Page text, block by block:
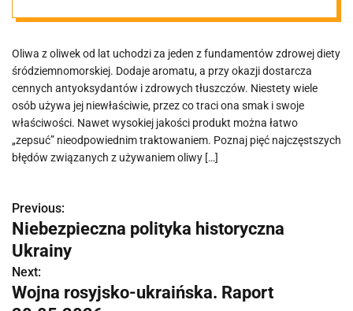
ich unikać)
Oliwa z oliwek od lat uchodzi za jeden z fundamentów zdrowej diety
śródziemnomorskiej. Dodaje aromatu, a przy okazji dostarcza
cennych antyoksydantów i zdrowych tłuszczów. Niestety wiele
osób używa jej niewłaściwie, przez co traci ona smak i swoje
właściwości. Nawet wysokiej jakości produkt można łatwo
„zepsuć” nieodpowiednim traktowaniem. Poznaj pięć najczęstszych
błędów związanych z używaniem oliwy […]
N
a
w
i
Previous:
Niebezpieczna polityka historyczna
Ukrainy
Next:
Wojna rosyjsko-ukraińska. Raport